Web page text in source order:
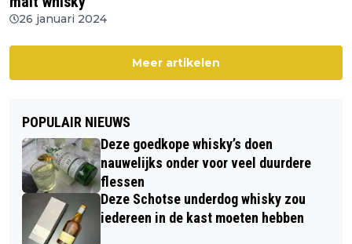
26 januari 2024
Meer artikelen
POPULAIR NIEUWS
Deze goedkope whisky’s doen
nauwelijks onder voor veel duurdere
flessen
Deze Schotse underdog whisky zou
iedereen in de kast moeten hebben